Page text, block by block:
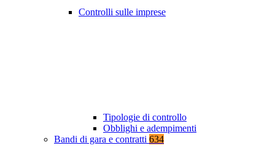
Controlli sulle imprese
Tipologie di controllo
Obblighi e adempimenti
Bandi di gara e contratti 634